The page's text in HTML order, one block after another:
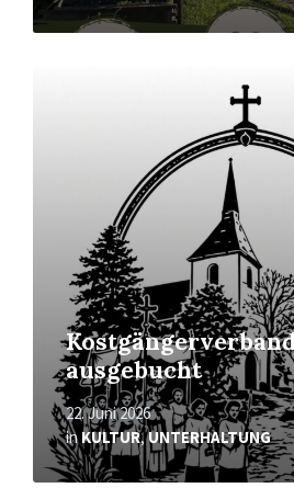
ausgebucht
22. Juni 2026
inKULTUR,UNTERHALTUNG